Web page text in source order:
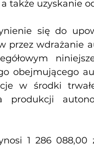
także uzyskanie
się do
przez wdrażanie
obejmującego
w środki
produkcji
1 286 088,00